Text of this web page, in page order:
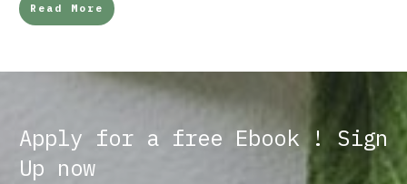
Read More
Apply for a free Ebook ! Sign
Up now